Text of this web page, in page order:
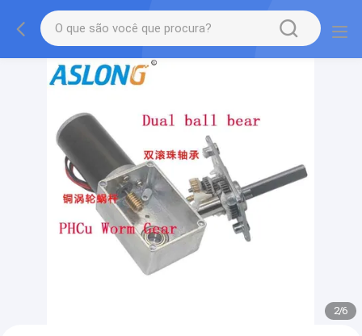
2/6